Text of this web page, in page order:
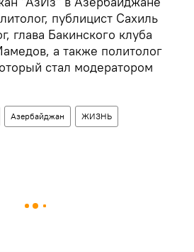
публицист Сахиль
глава Бакинского клуба
а также политолог
стал модератором
Азербайджан ЖИЗНЬ